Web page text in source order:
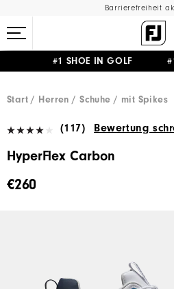
Barrierefreiheit
#1 SHOE IN GOLF #1
Start
Herren Schuhe mit Spikes
(117) Bewertung
HyperFlex Carbon
€260